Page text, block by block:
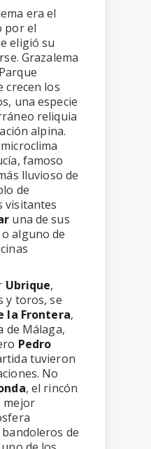
era el
por el
eligió su
Grazalema
crecen los
una especie
reliquia
alpina.
famoso
lluvioso de
de
visitantes
una de sus
alguno de
Ubrique,
y toros, se
la Frontera,
de Málaga,
Pedro
tuvieron
No
, el rincón
mejor
de